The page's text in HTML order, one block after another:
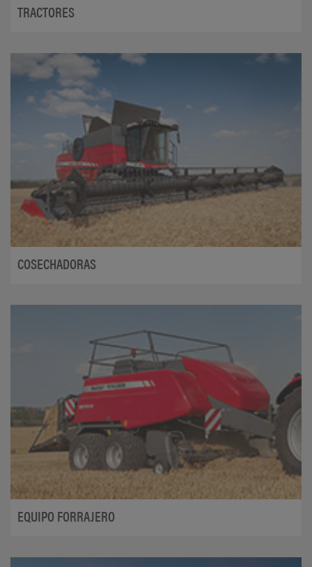
TRACTORES
COSECHADORAS
EQUIPO FORRAJERO